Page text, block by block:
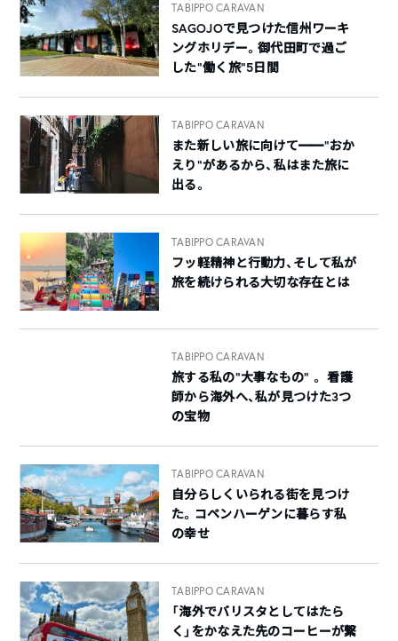
TABIPPO CARAVAN
SAGOJOで見つけた信州ワーキ
ングホリデー。御代田町で過ご
した“働く旅”5日間
TABIPPO CARAVAN
また新しい旅に向けて━━“おか
えり”があるから、私はまた旅に
出る。
TABIPPO CARAVAN
フッ軽精神と行動力、そして私が
旅を続けられる大切な存在とは
TABIPPO CARAVAN
旅する私の“大事なもの” 。 看護
師から海外へ、私が見つけた3つ
の宝物
TABIPPO CARAVAN
自分らしくいられる街を見つけ
た。コペンハーゲンに暮らす私
の幸せ
TABIPPO CARAVAN
「海外でバリスタとしてはたら
く」をかなえた先のコーヒーが繋